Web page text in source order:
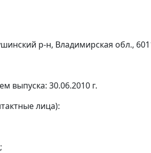
р-н, Владимирская обл.,
выпуска: 30.06.2010 г.
лица):